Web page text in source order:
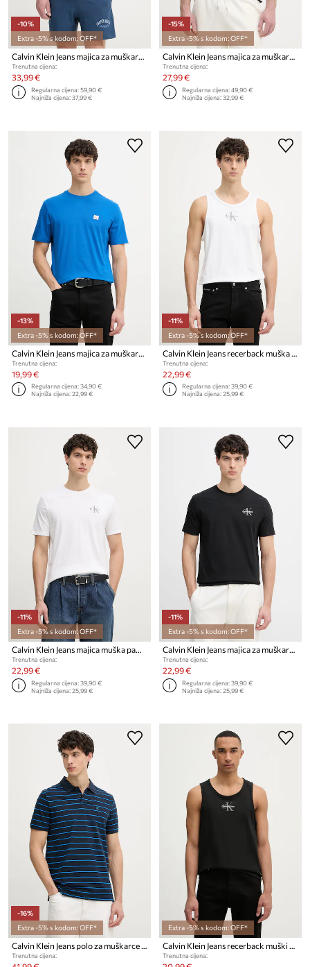
-10%
Extra -5% s kodom: OFF*
Calvin Klein Jeans majica za muškarce od pamuka
Trenutna cijena:
33,99 €
Regularna cijena:59,90 €
Najniža cijena:37,99 €
-15%
Extra -5% s kodom: OFF*
Calvin Klein Jeans majica za muškarce od pamuka
Trenutna cijena:
27,99 €
Regularna cijena:49,90 €
Najniža cijena:32,99 €
-13%
Extra -5% s kodom: OFF*
Trenutna cijena:
19,99 €
Regularna cijena:34,90 €
Najniža cijena:22,99 €
-11%
Extra -5% s kodom: OFF*
Trenutna cijena:
22,99 €
Regularna cijena:39,90 €
Najniža cijena:25,99 €
-11%
Extra -5% s kodom: OFF*
Calvin Klein Jeans majica muška pamukna
Trenutna cijena:
22,99 €
Regularna cijena:39,90 €
Najniža cijena:25,99 €
-11%
Extra -5% s kodom: OFF*
Calvin Klein Jeans majica za muškarce od pamuka
Trenutna cijena:
22,99 €
Regularna cijena:39,90 €
Najniža cijena:25,99 €
-16%
Extra -5% s kodom: OFF*
Calvin Klein Jeans polo za muškarce od pamuka
Trenutna cijena:
Extra -5% s kodom: OFF*
Calvin Klein Jeans recerback muški pamučni
Trenutna cijena: